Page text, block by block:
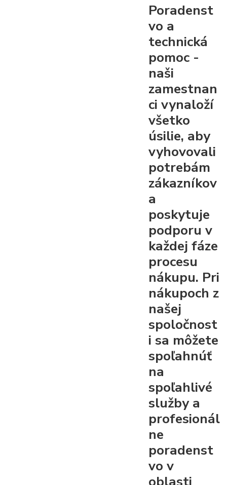
Poradenst
vo a
technická
pomoc -
naši
zamestnan
ci vynaloží
všetko
úsilie, aby
vyhovovali
potrebám
zákazníkov
a
poskytuje
podporu v
každej fáze
procesu
nákupu. Pri
nákupoch z
našej
spoločnost
i sa môžete
spoľahnúť
na
spoľahlivé
služby a
profesionál
ne
poradenst
vo v
oblasti